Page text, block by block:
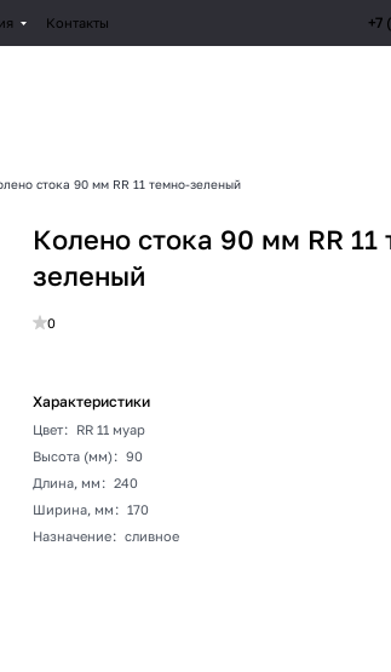
Контакты +7
стока 90 мм RR 11 темно-зеленый
Колено стока 90 мм RR 11
зеленый
0
Характеристики
Цвет:
RR 11 муар
Высота (мм): 90
Длина, мм : 240
Ширина, мм : 170
Назначение: сливное